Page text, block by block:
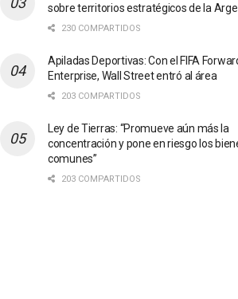
sobre territorios estratégicos de la
230 COMPARTIDOS
Apiladas Deportivas: Con el FIFA
Enterprise, Wall Street entró al área
203 COMPARTIDOS
Ley de Tierras: “Promueve aún más la
concentración y pone en riesgo los
comunes”
203 COMPARTIDOS